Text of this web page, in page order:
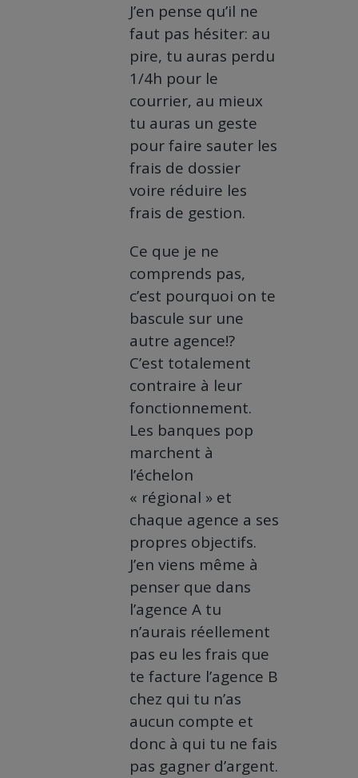
J’en pense qu’il ne
faut pas hésiter: au
pire, tu auras perdu
1/4h pour le
courrier, au mieux
tu auras un geste
pour faire sauter les
frais de dossier
voire réduire les
frais de gestion.
Ce que je ne
comprends pas,
c’est pourquoi on te
bascule sur une
autre agence!?
C’est totalement
contraire à leur
fonctionnement.
Les banques pop
marchent à
l’échelon
« régional » et
chaque agence a ses
propres objectifs.
J’en viens même à
penser que dans
l’agence A tu
n’aurais réellement
pas eu les frais que
te facture l’agence B
chez qui tu n’as
aucun compte et
donc à qui tu ne fais
pas gagner d’argent.